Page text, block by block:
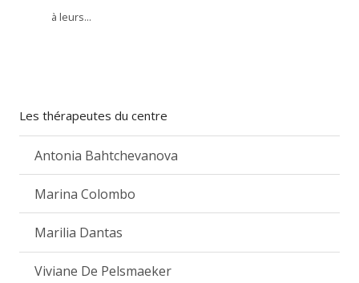
à leurs...
Les thérapeutes du centre
Antonia Bahtchevanova
Marina Colombo
Marilia Dantas
Viviane De Pelsmaeker